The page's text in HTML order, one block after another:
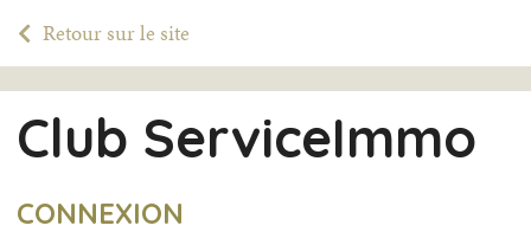
Retour sur le site
Club ServiceImmo
CONNEXION